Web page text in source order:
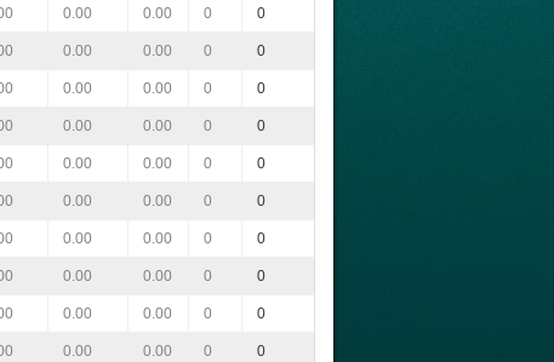
0.00 0.00 0 0
0.00 0.00 0 0
0.00 0.00 0 0
0.00 0.00 0 0
0.00 0.00 0 0
0.00 0.00 0 0
0.00 0.00 0 0
0.00 0.00 0 0
0.00 0.00 0 0
0.00 0.00 0 0